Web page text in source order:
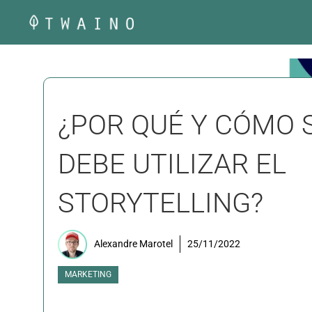
¿POR QUÉ Y CÓMO
DEBE UTILIZAR EL
STORYTELLING?
Alexandre Marotel 25/11/2022
MARKETING